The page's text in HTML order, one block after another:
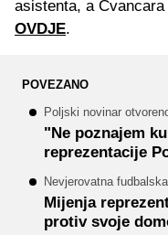
asistenta, a
OVDJE.
POVEZANO
Poljski novinar
"Ne poznajem
reprezentacije
Nevjerovatna
Mijenja
protiv svoje